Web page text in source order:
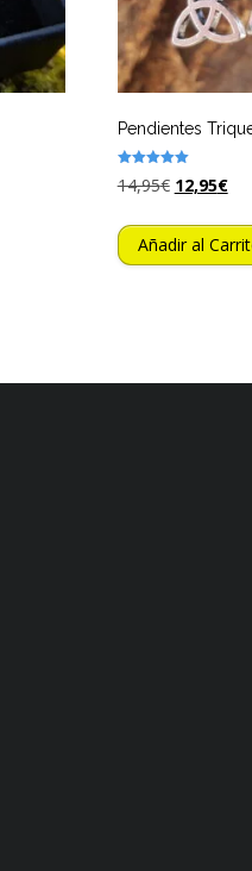
Pendientes
con
14,95€ 12,95€
Añadir al